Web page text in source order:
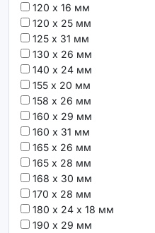
120 х 16 мм
120 х 25 мм
125 х 31 мм
130 х 26 мм
140 х 24 мм
155 х 20 мм
158 х 26 мм
160 х 29 мм
160 х 31 мм
165 х 26 мм
165 х 28 мм
168 х 30 мм
170 х 28 мм
180 х 24 х 18 мм
190 х 29 мм